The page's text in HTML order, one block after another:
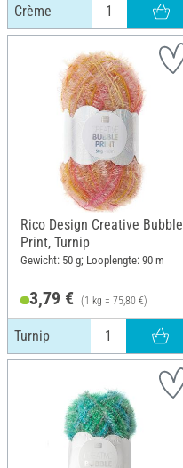
Crème
Rico Design Creative Bubble
Print, Turnip
Gewicht: 50 g; Looplengte: 90 m
3,79 € (1 kg = 75,80 €)
Turnip